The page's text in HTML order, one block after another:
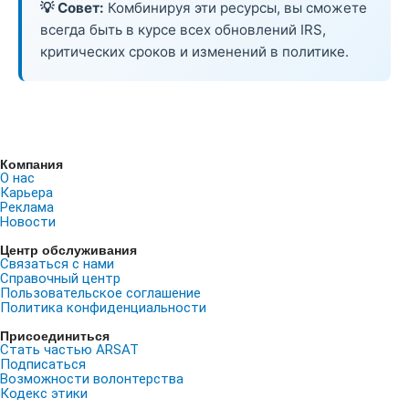
💡 Совет: Комбинируя эти ресурсы, вы сможете
всегда быть в курсе всех обновлений IRS,
критических сроков и изменений в политике.
Компания
О нас
Карьера
Реклама
Новости
Центр обслуживания
Связаться с нами
Справочный центр
Пользовательское соглашение
Политика конфиденциальности
Присоединиться
Стать частью ARSAT
Подписаться
Возможности волонтерства
Кодекс этики